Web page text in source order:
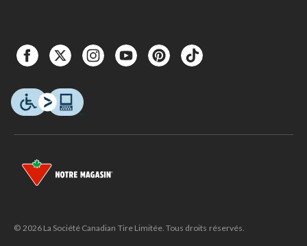
© 2026 La Société Canadian Tire Limitée. Tous droits réservés.